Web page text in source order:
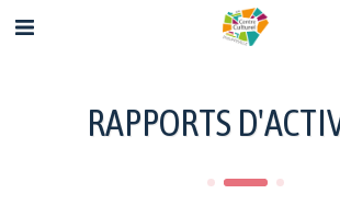
RAPPORTS